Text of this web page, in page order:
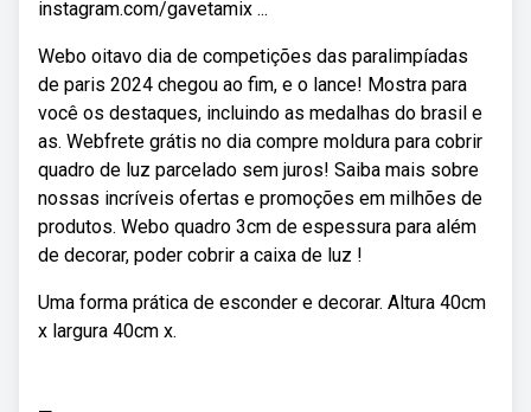
instagram.com/gavetamix ...
Webo oitavo dia de competições das paralimpíadas
de paris 2024 chegou ao fim, e o lance! Mostra para
você os destaques, incluindo as medalhas do brasil e
as. Webfrete grátis no dia compre moldura para cobrir
quadro de luz parcelado sem juros! Saiba mais sobre
nossas incríveis ofertas e promoções em milhões de
produtos. Webo quadro 3cm de espessura para além
de decorar, poder cobrir a caixa de luz !
Uma forma prática de esconder e decorar. Altura 40cm
x largura 40cm x.